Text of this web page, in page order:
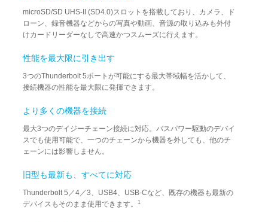
microSD/SD UHS-II (SD4.0)スロットを搭載しており、カメラ、ド
ローン、録音機器などからの写真や動画、音源の取り込みも外付
けカードリーダーなしで高速かつスムーズに行えます。
性能を最大限に引き出す
3つのThunderbolt 5ポートが可能にする最大帯域幅を活かして、
接続機器の性能を最大限に発揮できます。
より多くの機器を接続
最大3つのデイジーチェーン接続に対応。バスパワー駆動のデバイ
スでも使用可能で、一つのチェーンから機器を外しても、他のチ
ェーンには影響しません。
旧型も最新も、すべてに対応
Thunderbolt 5／4／3、USB4、USB-Cなど、既存の機器も最新の
デバイスもそのまま使用できます。
1